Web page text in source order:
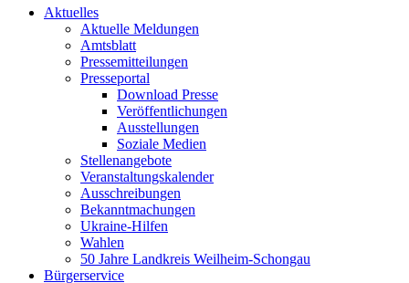
Aktuelles
Aktuelle Meldungen
Amtsblatt
Pressemitteilungen
Presseportal
Download Presse
Veröffentlichungen
Ausstellungen
Soziale Medien
Stellenangebote
Veranstaltungskalender
Ausschreibungen
Bekanntmachungen
Ukraine-Hilfen
Wahlen
50 Jahre Landkreis Weilheim-Schongau
Bürgerservice